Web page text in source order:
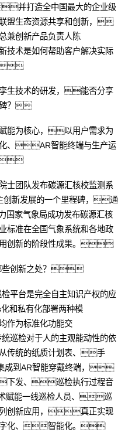
并打造全中国最大的企业级
盟生态资源共享和创新，
兼创新产品负责人陈
术是如何帮助客户解决实际

生技术的研发，能否分享
碑？
能为核心，以用户需求为
、AR智能终端与生产运

士团队发布碳源汇核校监测系
创新发展的一个里程碑，通
国家气象局成功发布碳源汇核
准在全国气象系统和各地政
创新的阶段性成果。
些创新之处？
台是完全自主知识产权的应
和私有化部署两种模
为标准化功能交
巡检对于人的主观能动性的依
传统的纸质计划表、手
到AR智能穿戴终端，
下发、巡检执行过程音
赋能一线巡检人员、巡
列创新应用，真正实现
字化、智能化。